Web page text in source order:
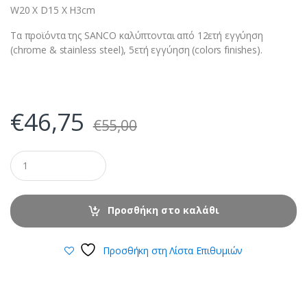
W20 X D15 X H3cm
Τα προϊόντα της SANCO καλύπτονται από 12ετή εγγύηση
(chrome & stainless steel), 5ετή εγγύηση (colors finishes).
€46,75 €55,00
Προσθήκη στο καλάθι
Προσθήκη στη Λίστα Επιθυμιών